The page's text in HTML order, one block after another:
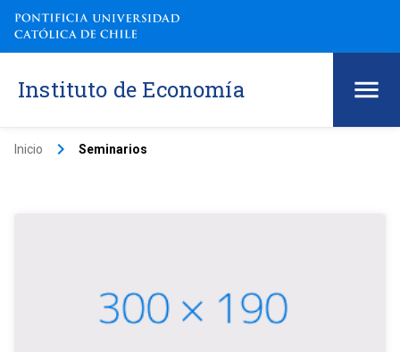
Instituto de Economía
Inicio keyboard_arrow_right Seminarios